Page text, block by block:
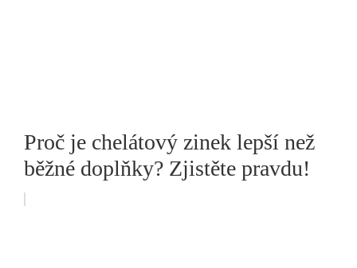
Proč je chelátový zinek lepší než
běžné doplňky? Zjistěte pravdu!